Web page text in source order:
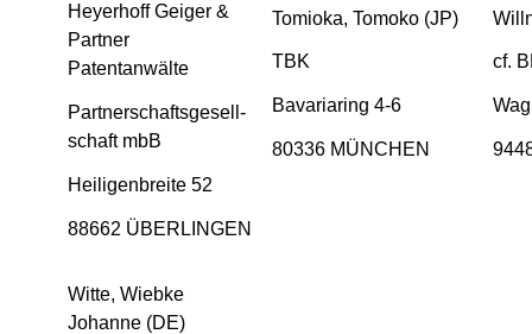
Heyerhoff Geiger &
Partner
Patentanwälte
Partnerschaftsgesell-
schaft mbB
Heiligenbreite 52
88662 ÜBERLINGEN
Tomioka, Tomoko (JP)
TBK
Bavariaring 4-6
80336 MÜNCHEN
cf.
Witte, Wiebke
Johanne (DE)